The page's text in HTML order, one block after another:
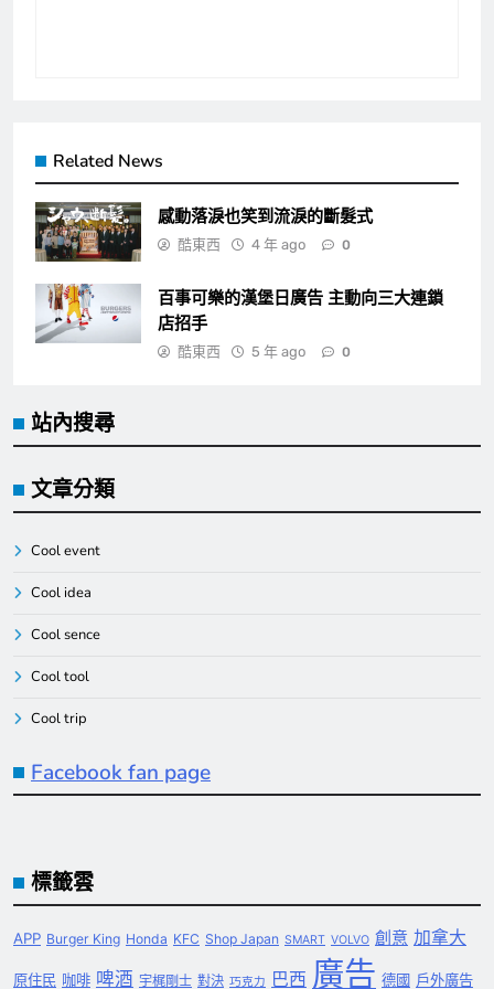
Related News
感動落淚也笑到流淚的斷髮式
酷東西 4 年 ago 0
百事可樂的漢堡日廣告 主動向三大連鎖
店招手
酷東西 5 年 ago 0
站內搜尋
文章分類
Cool event
Cool idea
Cool sence
Cool tool
Cool trip
Facebook fan page
標籤雲
APP Burger King Honda KFC Shop Japan SMART VOLVO 創意 加拿大
原住民 咖啡 啤酒 宇梶剛士 對決 巧克力 巴西 廣告 德國 戶外廣告